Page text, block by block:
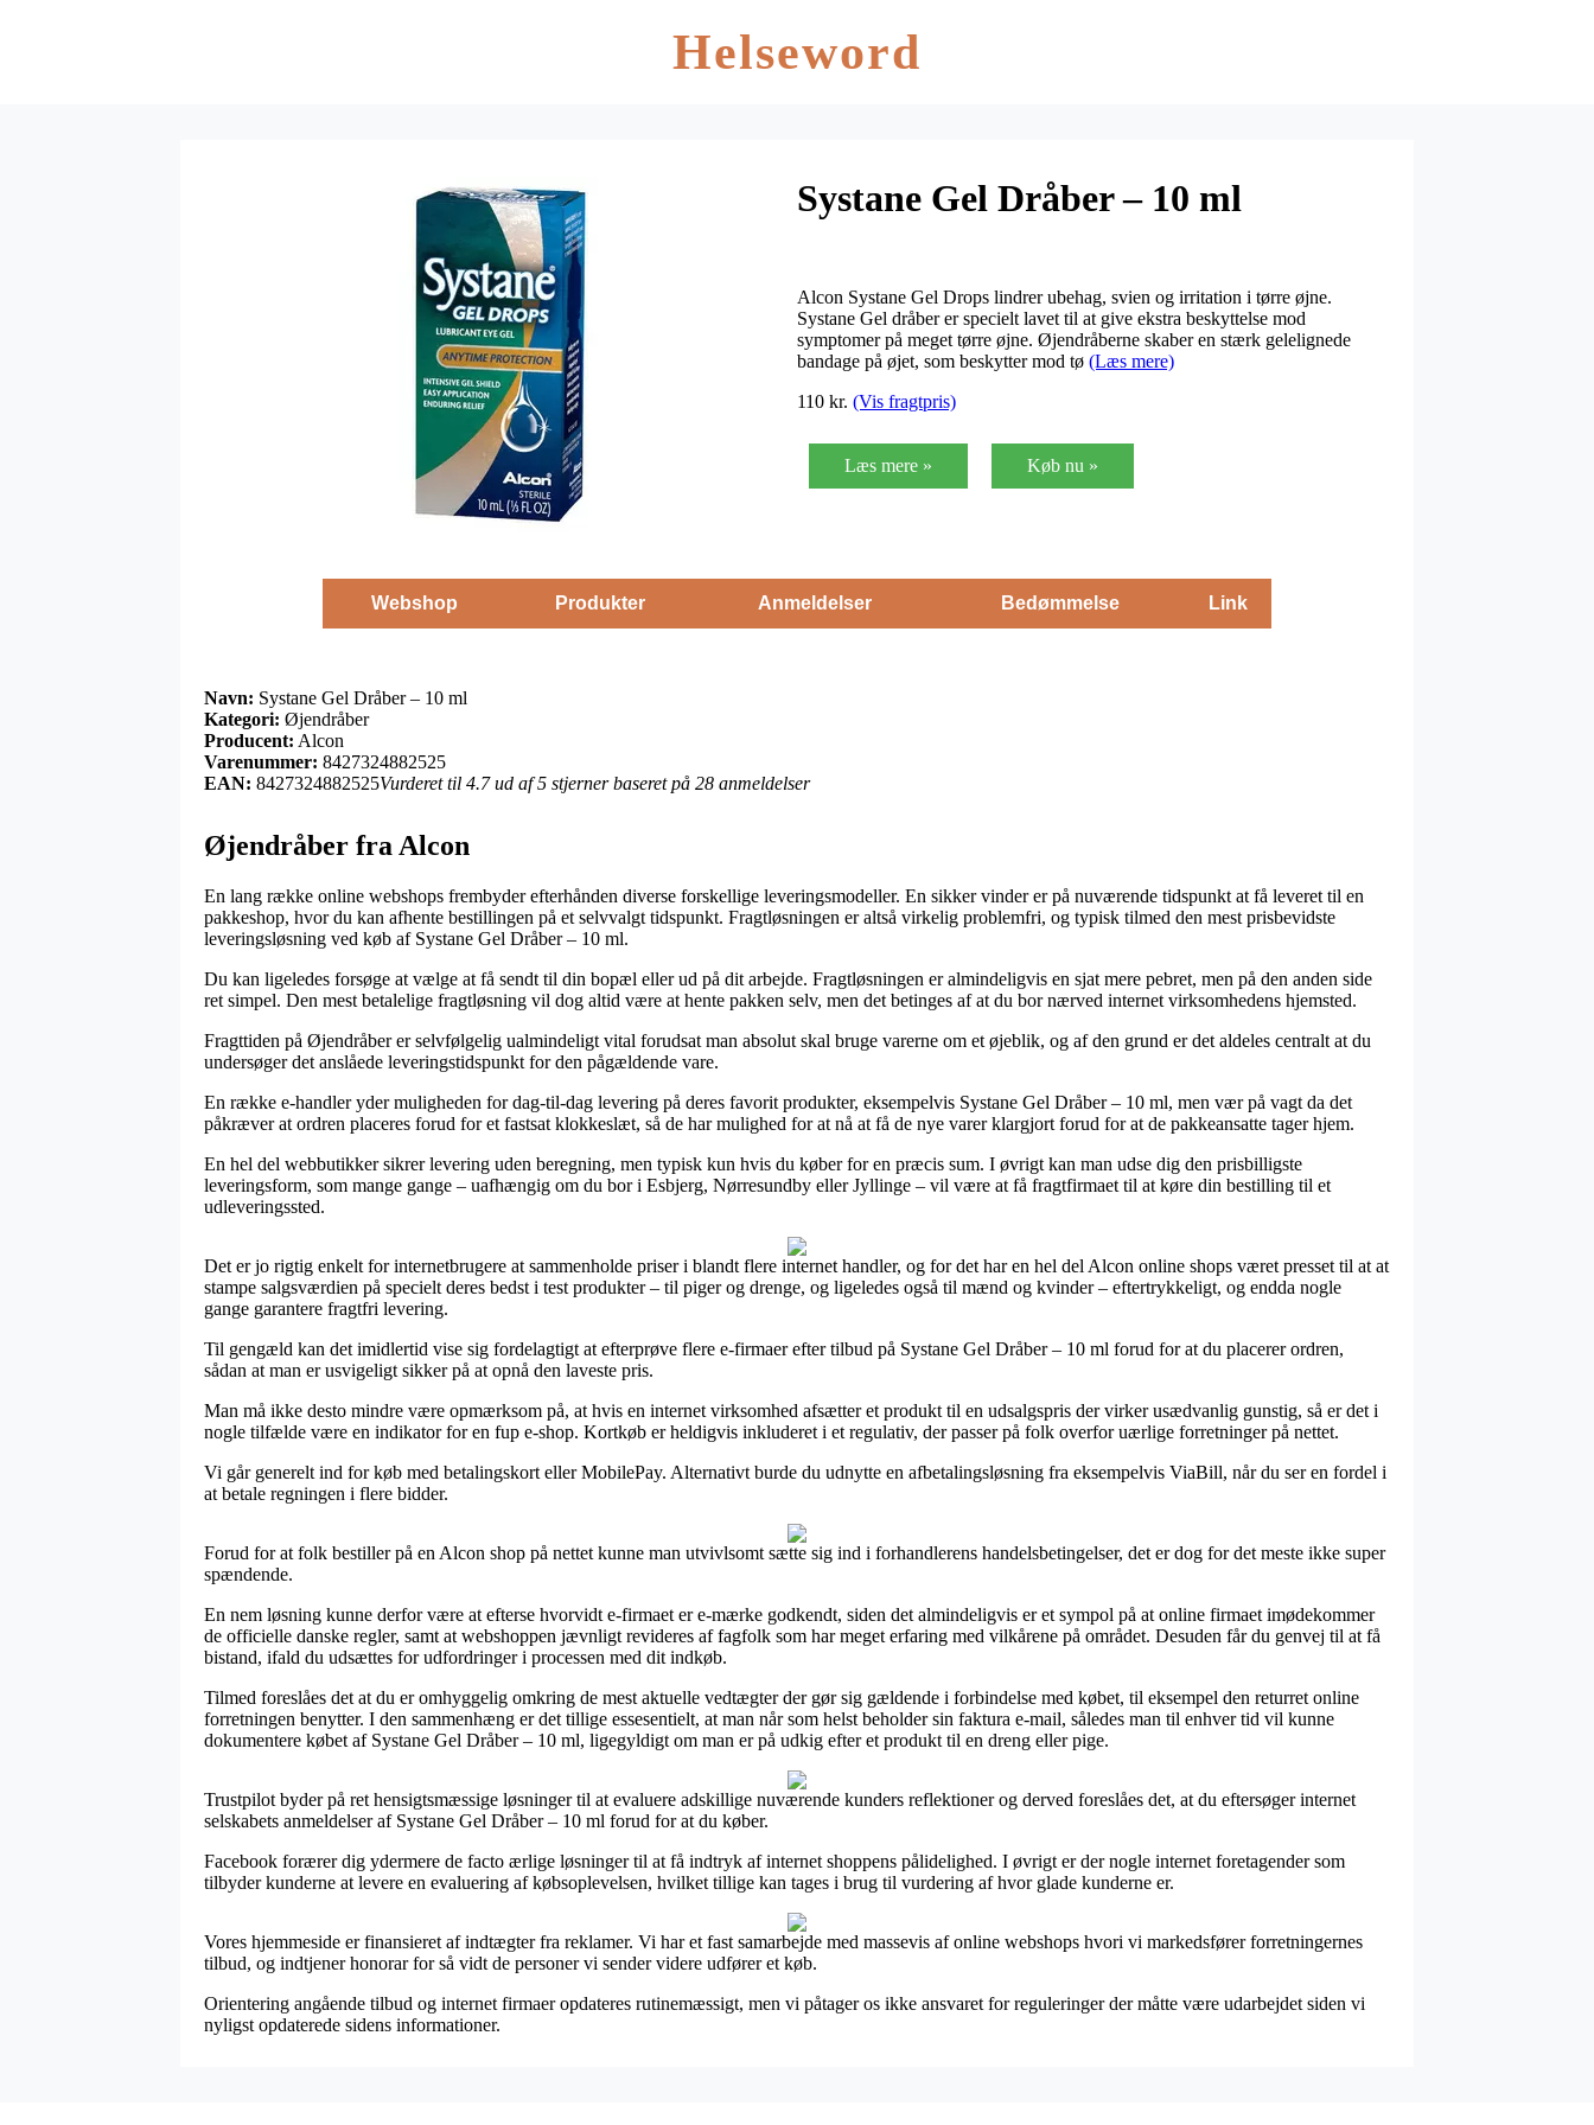
Helseword
Systane Gel Dråber – 10 ml
Alcon Systane Gel Drops lindrer ubehag, svien og irritation i tørre øjne.
Systane Gel dråber er specielt lavet til at give ekstra beskyttelse mod
symptomer på meget tørre øjne. Øjendråberne skaber en stærk gelelignede
bandage på øjet, som beskytter mod tø (Læs mere)
110 kr. (Vis fragtpris)
Læs mere » Køb nu »
Webshop Produkter Anmeldelser Bedømmelse Link
Navn: Systane Gel Dråber – 10 ml
Kategori: Øjendråber
Producent: Alcon
Varenummer: 8427324882525
EAN: 8427324882525Vurderet til 4.7 ud af 5 stjerner baseret på 28 anmeldelser
Øjendråber fra Alcon
En lang række online webshops frembyder efterhånden diverse forskellige leveringsmodeller. En sikker vinder er på nuværende tidspunkt at få leveret til en
pakkeshop, hvor du kan afhente bestillingen på et selvvalgt tidspunkt. Fragtløsningen er altså virkelig problemfri, og typisk tilmed den mest prisbevidste
leveringsløsning ved køb af Systane Gel Dråber – 10 ml.
Du kan ligeledes forsøge at vælge at få sendt til din bopæl eller ud på dit arbejde. Fragtløsningen er almindeligvis en sjat mere pebret, men på den anden side
ret simpel. Den mest betalelige fragtløsning vil dog altid være at hente pakken selv, men det betinges af at du bor nærved internet virksomhedens hjemsted.
Fragttiden på Øjendråber er selvfølgelig ualmindeligt vital forudsat man absolut skal bruge varerne om et øjeblik, og af den grund er det aldeles centralt at du
undersøger det anslåede leveringstidspunkt for den pågældende vare.
En række e-handler yder muligheden for dag-til-dag levering på deres favorit produkter, eksempelvis Systane Gel Dråber – 10 ml, men vær på vagt da det
påkræver at ordren placeres forud for et fastsat klokkeslæt, så de har mulighed for at nå at få de nye varer klargjort forud for at de pakkeansatte tager hjem.
En hel del webbutikker sikrer levering uden beregning, men typisk kun hvis du køber for en præcis sum. I øvrigt kan man udse dig den prisbilligste
leveringsform, som mange gange – uafhængig om du bor i Esbjerg, Nørresundby eller Jyllinge – vil være at få fragtfirmaet til at køre din bestilling til et
udleveringssted.
Det er jo rigtig enkelt for internetbrugere at sammenholde priser i blandt flere internet handler, og for det har en hel del Alcon online shops været presset til at at
stampe salgsværdien på specielt deres bedst i test produkter – til piger og drenge, og ligeledes også til mænd og kvinder – eftertrykkeligt, og endda nogle
gange garantere fragtfri levering.
Til gengæld kan det imidlertid vise sig fordelagtigt at efterprøve flere e-firmaer efter tilbud på Systane Gel Dråber – 10 ml forud for at du placerer ordren,
sådan at man er usvigeligt sikker på at opnå den laveste pris.
Man må ikke desto mindre være opmærksom på, at hvis en internet virksomhed afsætter et produkt til en udsalgspris der virker usædvanlig gunstig, så er det i
nogle tilfælde være en indikator for en fup e-shop. Kortkøb er heldigvis inkluderet i et regulativ, der passer på folk overfor uærlige forretninger på nettet.
Vi går generelt ind for køb med betalingskort eller MobilePay. Alternativt burde du udnytte en afbetalingsløsning fra eksempelvis ViaBill, når du ser en fordel i
at betale regningen i flere bidder.
Forud for at folk bestiller på en Alcon shop på nettet kunne man utvivlsomt sætte sig ind i forhandlerens handelsbetingelser, det er dog for det meste ikke super
spændende.
En nem løsning kunne derfor være at efterse hvorvidt e-firmaet er e-mærke godkendt, siden det almindeligvis er et sympol på at online firmaet imødekommer
de officielle danske regler, samt at webshoppen jævnligt revideres af fagfolk som har meget erfaring med vilkårene på området. Desuden får du genvej til at få
bistand, ifald du udsættes for udfordringer i processen med dit indkøb.
Tilmed foreslåes det at du er omhyggelig omkring de mest aktuelle vedtægter der gør sig gældende i forbindelse med købet, til eksempel den returret online
forretningen benytter. I den sammenhæng er det tillige essesentielt, at man når som helst beholder sin faktura e-mail, således man til enhver tid vil kunne
dokumentere købet af Systane Gel Dråber – 10 ml, ligegyldigt om man er på udkig efter et produkt til en dreng eller pige.
Trustpilot byder på ret hensigtsmæssige løsninger til at evaluere adskillige nuværende kunders reflektioner og derved foreslåes det, at du eftersøger internet
selskabets anmeldelser af Systane Gel Dråber – 10 ml forud for at du køber.
Facebook forærer dig ydermere de facto ærlige løsninger til at få indtryk af internet shoppens pålidelighed. I øvrigt er der nogle internet foretagender som
tilbyder kunderne at levere en evaluering af købsoplevelsen, hvilket tillige kan tages i brug til vurdering af hvor glade kunderne er.
Vores hjemmeside er finansieret af indtægter fra reklamer. Vi har et fast samarbejde med massevis af online webshops hvori vi markedsfører forretningernes
tilbud, og indtjener honorar for så vidt de personer vi sender videre udfører et køb.
Orientering angående tilbud og internet firmaer opdateres rutinemæssigt, men vi påtager os ikke ansvaret for reguleringer der måtte være udarbejdet siden vi
nyligst opdaterede sidens informationer.